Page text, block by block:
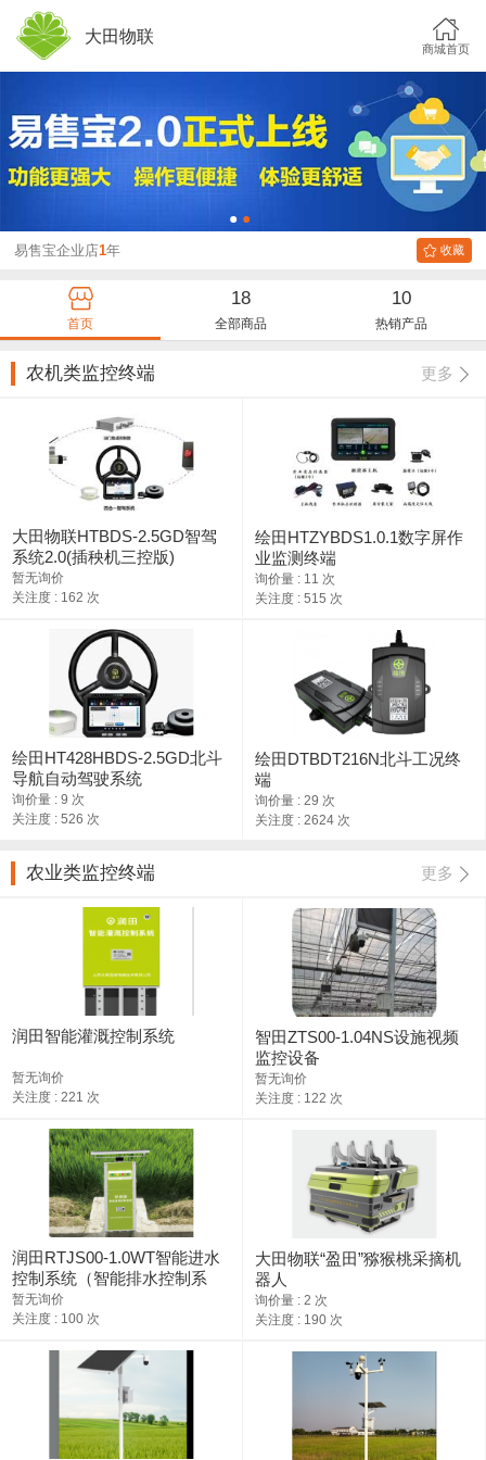
大田物联
商城首页
易售宝企业店1年 收藏
首页
18
全部商品
10
热销产品
农机类监控终端 更多
大田物联HTBDS-2.5GD智驾
系统2.0(插秧机三控版)
暂无询价
关注度 : 162 次
绘田HTZYBDS1.0.1数字屏作
业监测终端
询价量 : 11 次
关注度 : 515 次
绘田HT428HBDS-2.5GD北斗
导航自动驾驶系统
询价量 : 9 次
关注度 : 526 次
绘田DTBDT216N北斗工况终
端
询价量 : 29 次
关注度 : 2624 次
农业类监控终端 更多
润田智能灌溉控制系统
暂无询价
关注度 : 221 次
智田ZTS00-1.04NS设施视频
监控设备
暂无询价
关注度 : 122 次
润田RTJS00-1.0WT智能进水
控制系统（智能排水控制系
统）
暂无询价
关注度 : 100 次
大田物联“盈田”猕猴桃采摘机
器人
询价量 : 2 次
关注度 : 190 次